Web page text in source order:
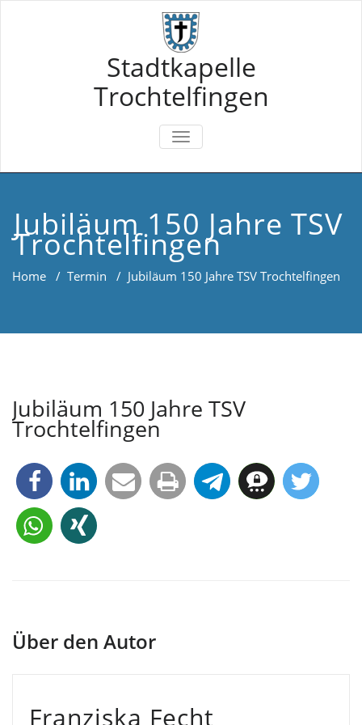
Stadtkapelle
Trochtelfingen
TOGGLE
NAVIGATION
Jubiläum 150 Jahre TSV
Trochtelfingen
Home / Termin / Jubiläum 150 Jahre TSV Trochtelfingen
Jubiläum 150 Jahre TSV
Trochtelfingen
Über den Autor
Franziska Fecht